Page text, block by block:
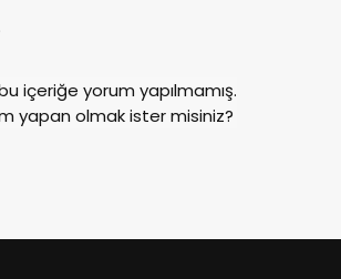
içeriğe yorum yapılmamış.
yapan olmak ister misiniz?